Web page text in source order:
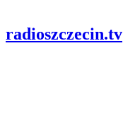
radioszczecin.tv